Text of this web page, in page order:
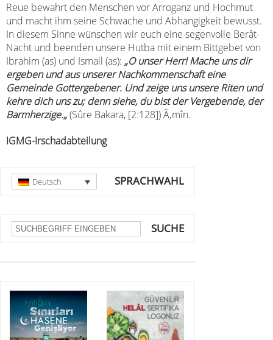
Reue bewahrt den Menschen vor Arroganz und Hochmut
und macht ihm seine Schwäche und Abhängigkeit bewusst.
In diesem Sinne wünschen wir euch eine segenvolle Berât-
Nacht und beenden unsere Hutba mit einem Bittgebet von
Ibrahim (as) und Ismail (as): „O unser Herr! Mache uns dir
ergeben und aus unserer Nachkommenschaft eine
Gemeinde Gottergebener. Und zeige uns unsere Riten und
kehre dich uns zu; denn siehe, du bist der Vergebende, der
Barmherzige.„(Sûre Bakara, [2:128]) Ã‚mîn.
IGMG-Irschadabteilung
SPRACHWAHL
Deutsch
SUCHE